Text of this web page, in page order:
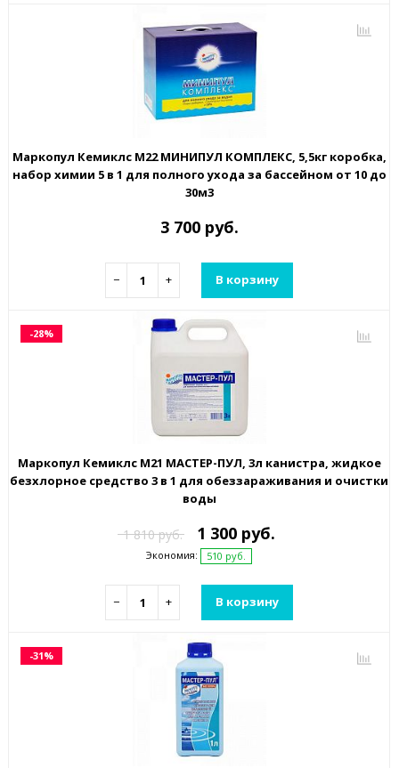
Маркопул Кемиклс М22 МИНИПУЛ КОМПЛЕКС, 5,5кг коробка,
набор химии 5 в 1 для полного ухода за бассейном от 10 до
30м3
3 700 руб.
− + В корзину
-28%
Маркопул Кемиклс М21 МАСТЕР-ПУЛ, 3л канистра, жидкое
безхлорное средство 3 в 1 для обеззараживания и очистки
воды
1 810 руб. 1 300 руб.
Экономия: 510 руб.
− + В корзину
-31%